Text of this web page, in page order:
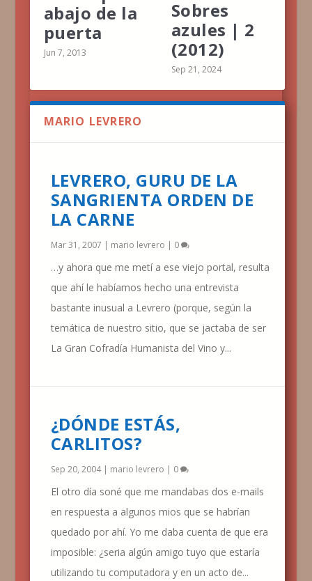
abajo de la
puerta
Jun 7, 2013
Sobres
azules | 2
(2012)
Sep 21, 2024
MARIO LEVRERO
LEVRERO, GURU DE LA
SANGRIENTA ORDEN DE
LA CARNE
Mar 31, 2007 | mario levrero | 0
…y ahora que me metí a ese viejo portal, resulta
que ahí le habíamos hecho una entrevista
bastante inusual a Levrero (porque, según la
temática de nuestro sitio, que se jactaba de ser
La Gran Cofradía Humanista del Vino y...
¿DÓNDE ESTÁS,
CARLITOS?
Sep 20, 2004| mario levrero | 0
El otro día soné que me mandabas dos e-mails
en respuesta a algunos mios que se habrían
quedado por ahí. Yo me daba cuenta de que era
imposible: ¿seria algún amigo tuyo que estaría
utilizando tu computadora y en un acto de...